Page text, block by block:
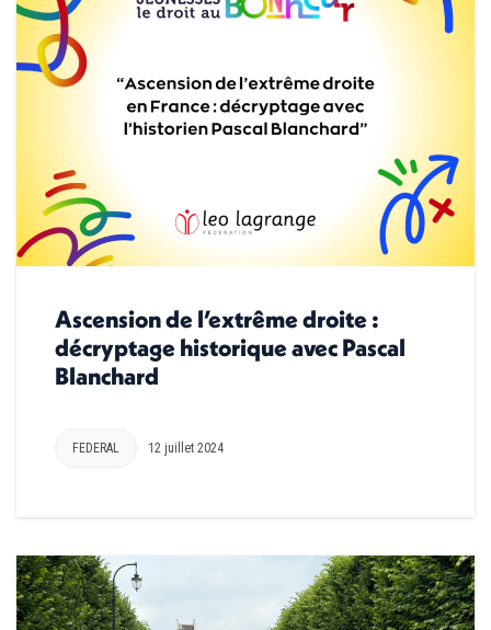
Ascension de l’extrême droite :
décryptage historique avec Pascal
Blanchard
FEDERAL 12 juillet 2024